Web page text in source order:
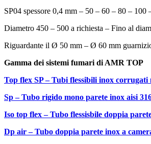
SP04 spessore 0,4 mm – 50 – 60 – 80 –
Diametro 450 – 500 a richiesta – Fino al
Riguardante il Ø 50 mm – Ø 60 mm
Gamma dei
Top flex SP – Tubi flessibili inox corrugati
Sp – Tubo rigido mono parete inox aisi
Iso top flex – Tubo flessisbile doppia
Dp air – Tubo doppia parete inox a